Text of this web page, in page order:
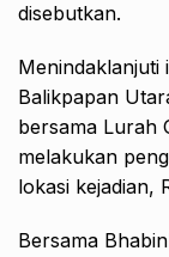
disebutkan.
Balikpapan
bersama Lurah
melakukan
lokasi kejadian,
Bersama